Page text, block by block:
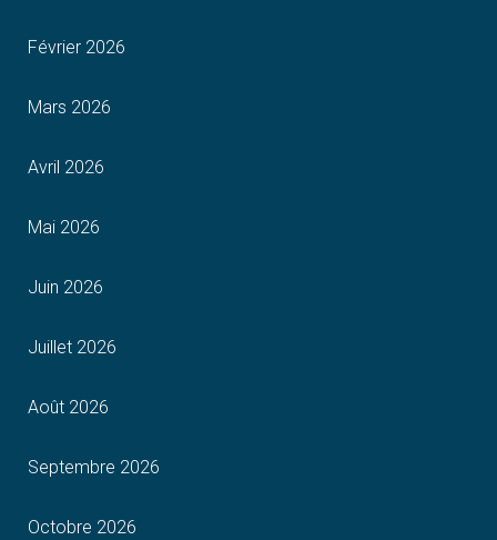
Février 2026
Mars 2026
Avril 2026
Mai 2026
Juin 2026
Juillet 2026
Août 2026
Septembre 2026
Octobre 2026